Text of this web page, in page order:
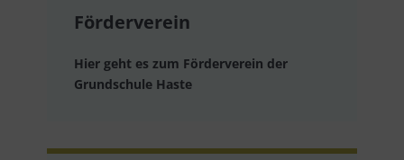
Förderverein
Hier geht es zum Förderverein der
Grundschule Haste